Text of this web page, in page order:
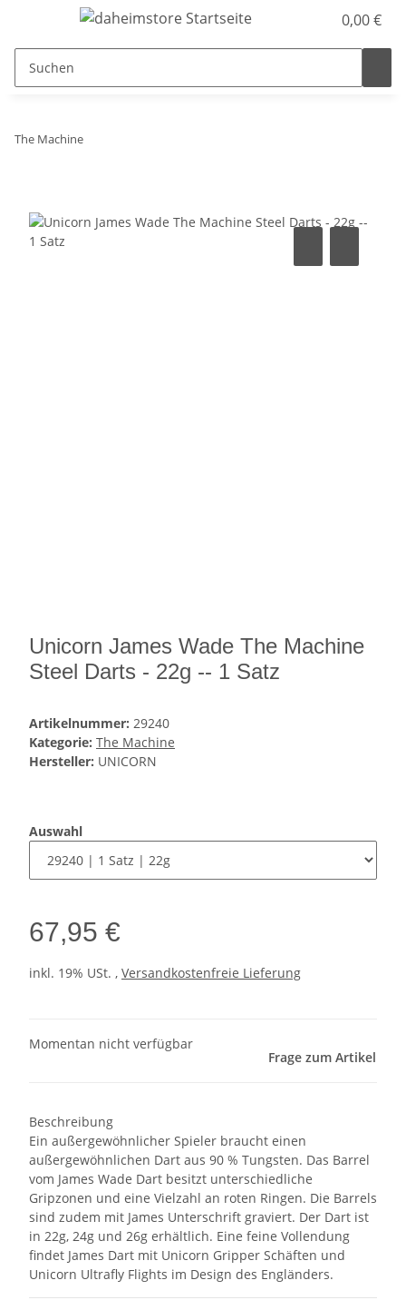
0,00 €
The Machine
Unicorn James Wade The Machine
Steel Darts - 22g -- 1 Satz
Artikelnummer: 29240
Kategorie: The Machine
Hersteller: UNICORN
Auswahl
67,95 €
inkl. 19% USt. , Versandkostenfreie Lieferung
Momentan nicht verfügbar
Frage zum Artikel
Beschreibung
Ein außergewöhnlicher Spieler braucht einen
außergewöhnlichen Dart aus 90 % Tungsten. Das Barrel
vom James Wade Dart besitzt unterschiedliche
Gripzonen und eine Vielzahl an roten Ringen. Die Barrels
sind zudem mit James Unterschrift graviert. Der Dart ist
in 22g, 24g und 26g erhältlich. Eine feine Vollendung
findet James Dart mit Unicorn Gripper Schäften und
Unicorn Ultrafly Flights im Design des Engländers.